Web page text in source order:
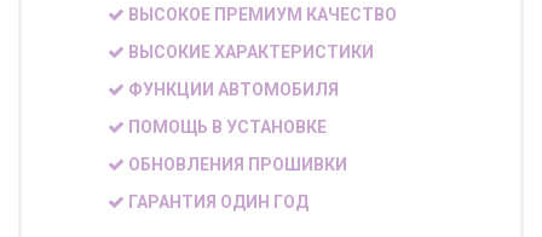
ВЫСОКОЕ ПРЕМИУМ КАЧЕСТВО
ВЫСОКИЕ ХАРАКТЕРИСТИКИ
ФУНКЦИИ АВТОМОБИЛЯ
ПОМОЩЬ В УСТАНОВКЕ
ОБНОВЛЕНИЯ ПРОШИВКИ
ГАРАНТИЯ ОДИН ГОД